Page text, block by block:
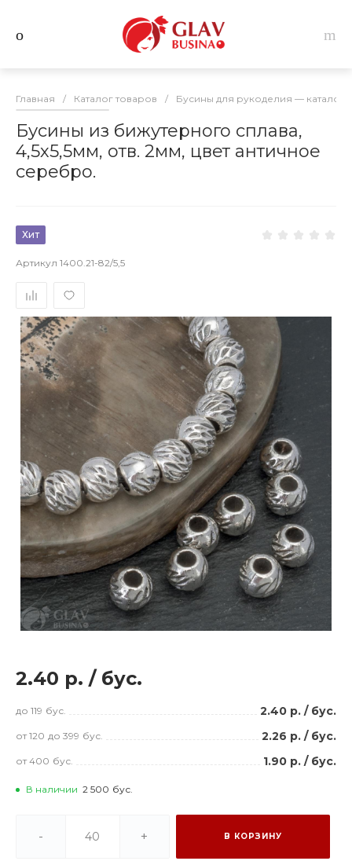
Главная / Каталог товаров / Бусины для рукоделия — каталог
Бусины из бижутерного сплава,
4,5х5,5мм, отв. 2мм, цвет античное
серебро.
Хит
Артикул 1400.21-82/5,5
2.40 р. / бус.
до 119 бус. 2.40 р. / бус.
от 120 до 399 бус. 2.26 р. / бус.
от 400 бус. 1.90 р. / бус.
В наличии 2 500 бус.
- + В КОРЗИНУ